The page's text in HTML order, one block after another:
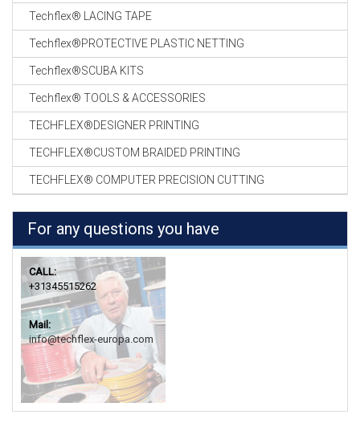
Techflex® LACING TAPE
Techflex®PROTECTIVE PLASTIC NETTING
Techflex®SCUBA KITS
Techflex® TOOLS & ACCESSORIES
TECHFLEX®DESIGNER PRINTING
TECHFLEX®CUSTOM BRAIDED PRINTING
TECHFLEX® COMPUTER PRECISION CUTTING
For any questions you have
CALL:
+31345515262
Mail:
info@techflex-europa.com